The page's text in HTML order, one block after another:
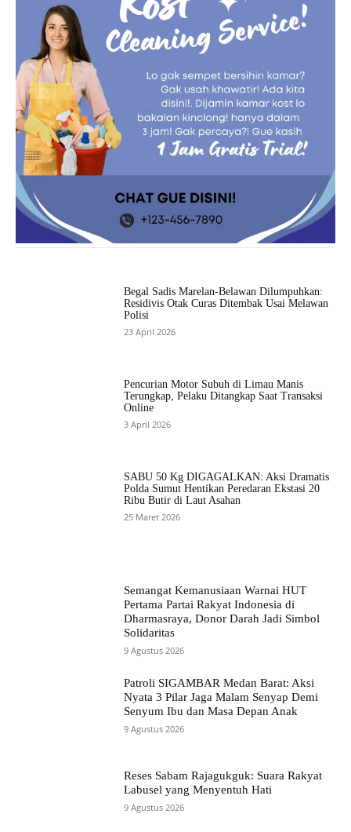
Begal Sadis Marelan-Belawan Dilumpuhkan:
Residivis Otak Curas Ditembak Usai Melawan
Polisi
23 April 2026
Pencurian Motor Subuh di Limau Manis
Terungkap, Pelaku Ditangkap Saat Transaksi
Online
3 April 2026
SABU 50 Kg DIGAGALKAN: Aksi Dramatis
Polda Sumut Hentikan Peredaran Ekstasi 20
Ribu Butir di Laut Asahan
25 Maret 2026
Semangat Kemanusiaan Warnai HUT
Pertama Partai Rakyat Indonesia di
Dharmasraya, Donor Darah Jadi Simbol
Solidaritas
9 Agustus 2026
Patroli SIGAMBAR Medan Barat: Aksi
Nyata 3 Pilar Jaga Malam Senyap Demi
Senyum Ibu dan Masa Depan Anak
9 Agustus 2026
Reses Sabam Rajagukguk: Suara Rakyat
Labusel yang Menyentuh Hati
9 Agustus 2026